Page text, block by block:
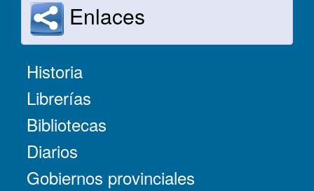
Enlaces
Historia
Librerías
Bibliotecas
Diarios
Gobiernos provinciales